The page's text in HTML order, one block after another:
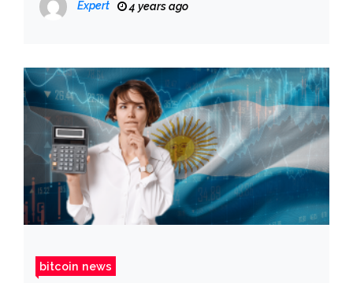
Expert 4 years ago
bitcoin news